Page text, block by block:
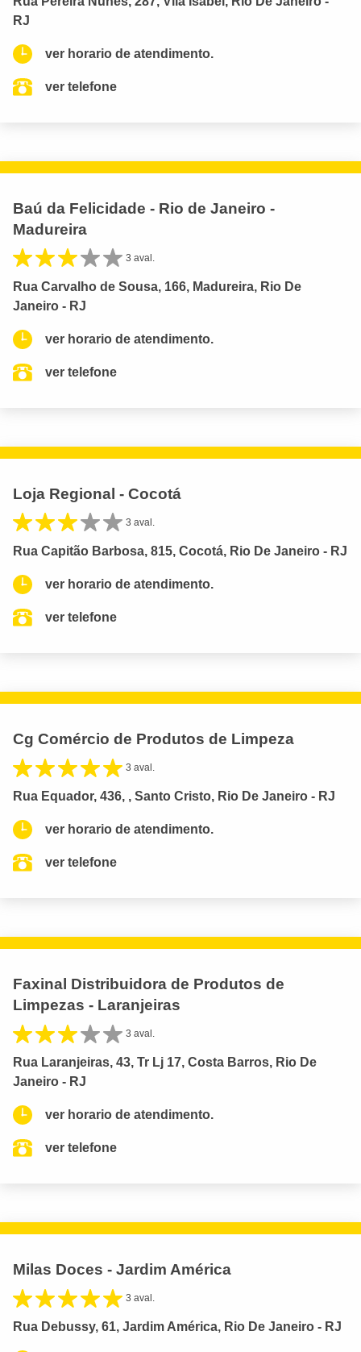
RJ
ver horario de atendimento.
ver telefone
Baú da Felicidade - Rio de Janeiro -
Madureira
3 aval.
Rua Carvalho de Sousa, 166, Madureira, Rio De
Janeiro - RJ
ver horario de atendimento.
ver telefone
Loja Regional - Cocotá
3 aval.
Rua Capitão Barbosa, 815, Cocotá, Rio De Janeiro - RJ
ver horario de atendimento.
ver telefone
Cg Comércio de Produtos de Limpeza
3 aval.
Rua Equador, 436, , Santo Cristo, Rio De Janeiro - RJ
ver horario de atendimento.
ver telefone
Faxinal Distribuidora de Produtos de
Limpezas - Laranjeiras
3 aval.
Rua Laranjeiras, 43, Tr Lj 17, Costa Barros, Rio De
Janeiro - RJ
ver horario de atendimento.
ver telefone
Milas Doces - Jardim América
3 aval.
Rua Debussy, 61, Jardim América, Rio De Janeiro - RJ